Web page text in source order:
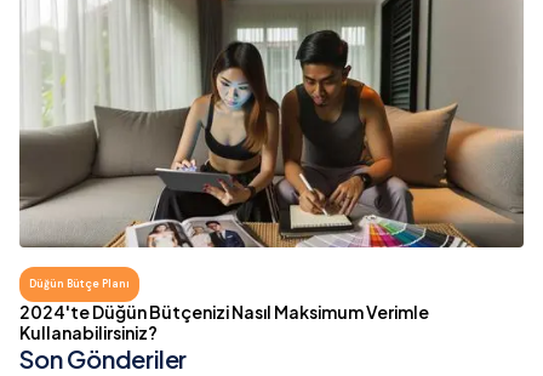
Düğün Bütçe Planı
2024'te Düğün Bütçenizi Nasıl Maksimum Verimle
Kullanabilirsiniz?
Son Gönderiler